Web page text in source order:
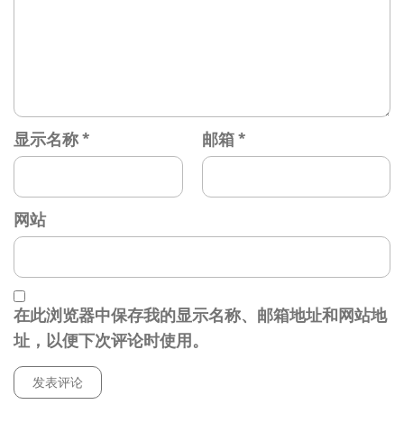
显示名称* 邮箱*
网站
在此浏览器中保存我的显示名称、邮箱地址和网站地
址，以便下次评论时使用。